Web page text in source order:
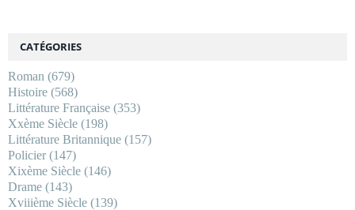
CATÉGORIES
Roman (679)
Histoire (568)
Littérature Française (353)
Xxème Siècle (198)
Littérature Britannique (157)
Policier(147)
Xixème Siècle (146)
Drame (143)
Xviiième Siècle (139)